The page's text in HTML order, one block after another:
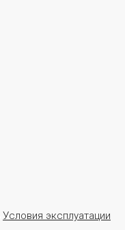
Условия эксплуатации